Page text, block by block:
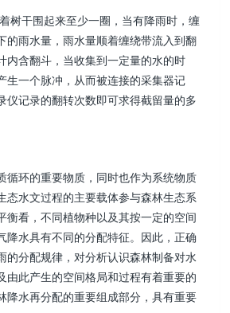
干围起来至少一圈，当有降雨时，缠
的雨水量，雨水量顺着缠绕带流入到翻
内含翻斗，当收集到一定量的水的时
生一个脉冲，从而被连接的采集器记
仪记录的翻转次数即可求得截留量的多
循环的重要物质，同时也作为系统物质
态水文过程的主要载体参与森林生态系
衡看，不同植物种以及其按一定的空间
降水具有不同的分配特征。因此，正确
的分配规律，对分析认识森林制备对水
由此产生的空间格局和过程有着重要的
降水再分配的重要组成部分，具有重要